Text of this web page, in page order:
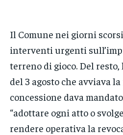
Il Comune nei giorni
interventi urgenti
terreno di gioco. Del
del 3 agosto che avviava
concessione dava
“adottare ogni atto o
rendere operativa la